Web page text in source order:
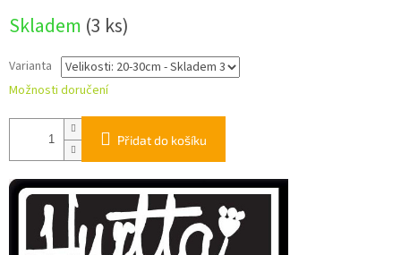
cena:
Skladem (3 ks)
Varianta
Možnosti doručení
Přidat do košíku